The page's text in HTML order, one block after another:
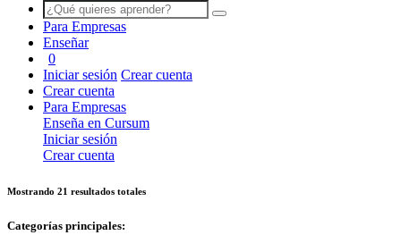
Para Empresas
Enseñar
0
Iniciar sesión Crear cuenta
Crear cuenta
Para Empresas
Enseña en Cursum
Iniciar sesión
Crear cuenta
Mostrando 21 resultados totales
Categorías principales: